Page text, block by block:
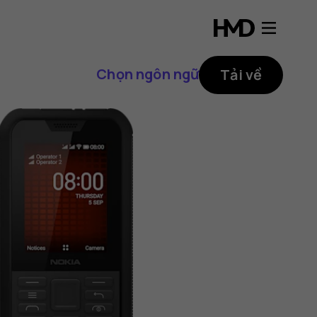
Chọn ngôn ngữ Tải về